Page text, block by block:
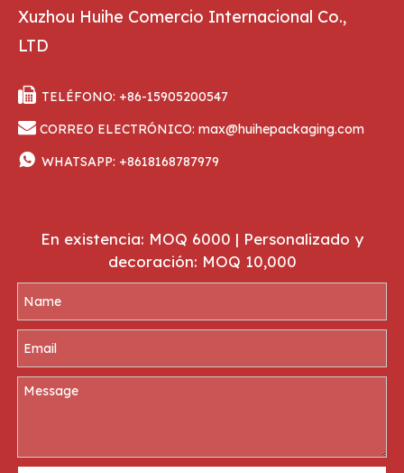
Xuzhou Huihe Comercio Internacional Co.,
LTD
 TELÉFONO: +86-15905200547
 CORREO ELECTRÓNICO: max@huihepackaging.com
 WHATSAPP: +8618168787979
En existencia: MOQ 6000 | Personalizado y
decoración: MOQ 10,000